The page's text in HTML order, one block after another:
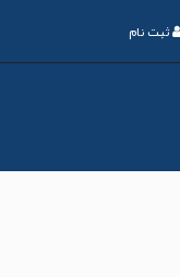
ثبت نام